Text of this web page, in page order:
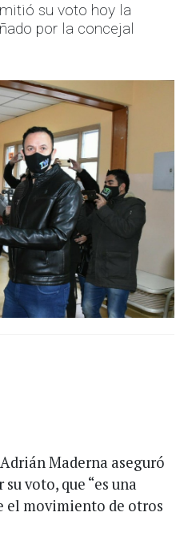
su voto hoy la
por la concejal
Maderna aseguró
voto, que “es una
el movimiento de otros